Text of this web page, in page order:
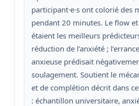
participant·e·s ont colorié des
pendant 20 minutes. Le flow
étaient les meilleurs
réduction de l’anxiété ;
anxieuse prédisait
soulagement. Soutient le
et de complétion décrit dans
: échantillon universitaire,